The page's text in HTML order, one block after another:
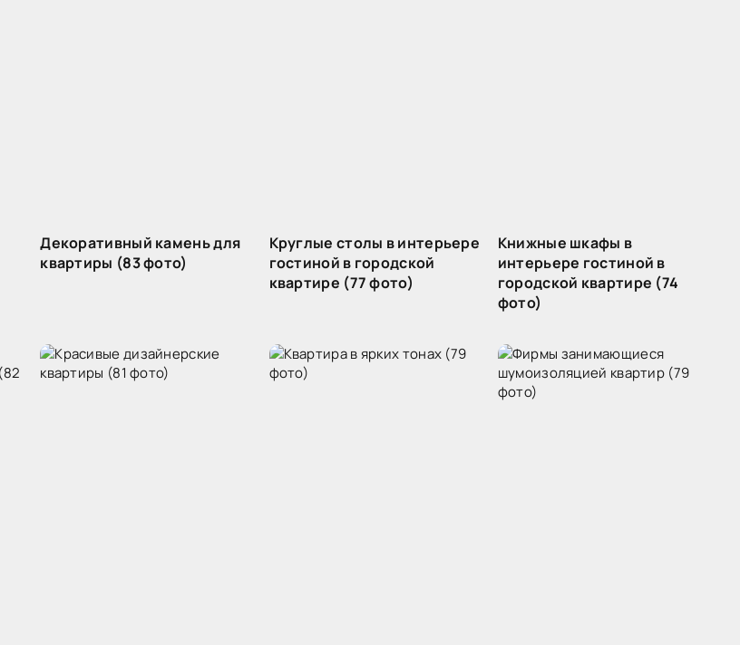
Декоративный камень для
квартиры (83 фото)
Круглые столы в интерьере
гостиной в городской
квартире (77 фото)
Книжные шкафы в
интерьере гостиной в
городской квартире (74
фото)